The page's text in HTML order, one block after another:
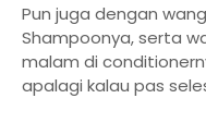
Pun juga dengan
Shampoonya, serta
malam di
apalagi kalau pas